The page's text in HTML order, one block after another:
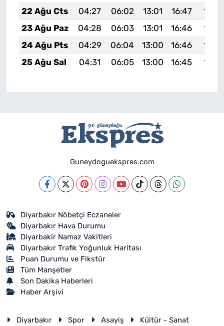
22 Ağu Cts
04:27 06:02 13:01 16:47
23 Ağu Paz
04:28 06:03 13:01 16:46
24 Ağu Pts
04:29 06:04 13:00 16:46
25 Ağu Sal
04:31 06:05 13:00 16:45
Guneydoguekspres.com
Diyarbakır Nöbetçi Eczaneler
Diyarbakır Hava Durumu
Diyarbakir Namaz Vakitleri
Diyarbakır Trafik Yoğunluk Haritası
Puan Durumu ve Fikstür
Tüm Manşetler
Son Dakika Haberleri
Haber Arşivi
Diyarbakır Spor Asayiş
Kültür - Sanat